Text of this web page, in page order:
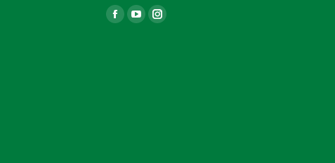
Ищите нас:
Facebook
YouTubeInstagram